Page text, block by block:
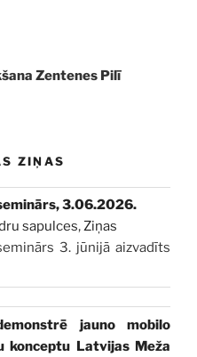
Zentenes Pilī
ZIŅAS
3.06.2026.
sapulces,Ziņas
3. jūnijā aizvadīts
jauno mobilo
konceptu Latvijas Meža